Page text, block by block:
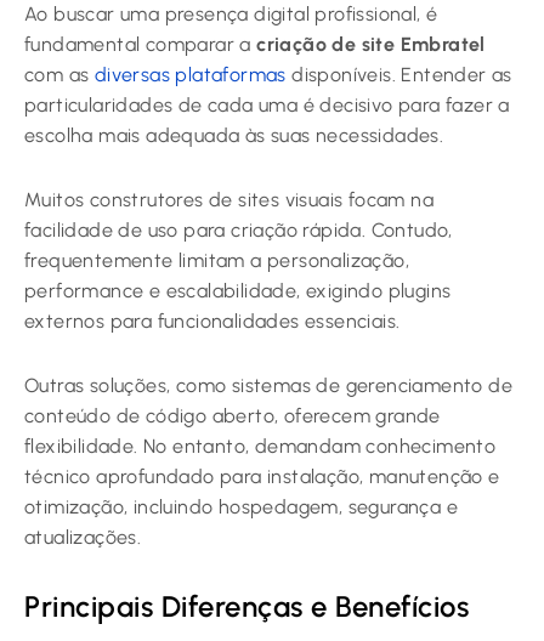
Ao buscar uma presença digital profissional, é
fundamental comparar acriação de site Embratel
com as diversas plataformas disponíveis. Entender as
particularidades de cada uma é decisivo para fazer a
escolha mais adequada às suas necessidades.
Muitos construtores de sites visuais focam na
facilidade de uso para criação rápida. Contudo,
frequentemente limitam a personalização,
performance e escalabilidade, exigindo plugins
externos para funcionalidades essenciais.
Outras soluções, como sistemas de gerenciamento de
conteúdo de código aberto, oferecem grande
flexibilidade. No entanto, demandam conhecimento
técnico aprofundado para instalação, manutenção e
otimização, incluindo hospedagem, segurança e
atualizações.
Principais Diferenças e Benefícios